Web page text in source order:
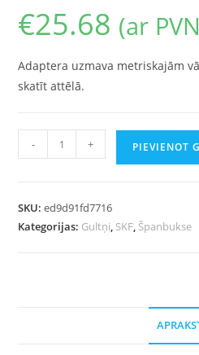
€25.68 (ar
Adaptera uzmava metriskajām
skatīt attēlā.
- + PIEVIENOT
SKU:ed9d91fd7716
Kategorijas: Gultņi, SKF, Španbukse